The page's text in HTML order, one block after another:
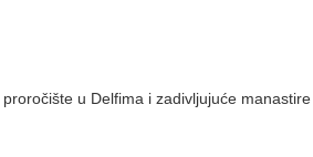
u Delfima i zadivljujuće